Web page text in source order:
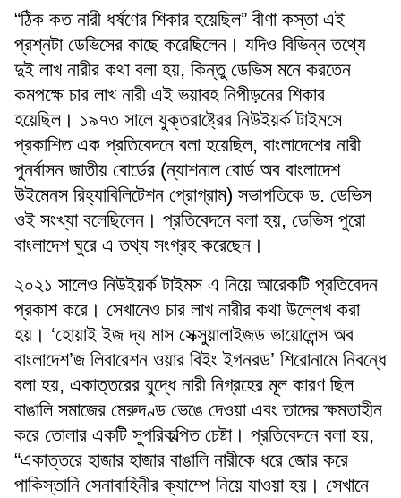
“ঠিক কত নারী ধর্ষণের শিকার হয়েছিল” বীণা কস্তা এই
প্রশ্নটা ডেভিসের কাছে করেছিলেন। যদিও বিভিন্ন তথ্যে
দুই লাখ নারীর কথা বলা হয়, কিন্তু ডেভিস মনে করতেন
কমপক্ষে চার লাখ নারী এই ভয়াবহ নিপীড়নের শিকার
হয়েছিল। ১৯৭৩ সালে যুক্তরাষ্ট্রের নিউইয়র্ক টাইমসে
প্রকাশিত এক প্রতিবেদনে বলা হয়েছিল, বাংলাদেশের নারী
পুনর্বাসন জাতীয় বোর্ডের (ন্যাশনাল বোর্ড অব বাংলাদেশ
উইমেনস রিহ্যাবিলিটেশন প্রোগ্রাম) সভাপতিকে ড. ডেভিস
ওই সংখ্যা বলেছিলেন। প্রতিবেদনে বলা হয়, ডেভিস পুরো
বাংলাদেশ ঘুরে এ তথ্য সংগ্রহ করেছেন।
২০২১ সালেও নিউইয়র্ক টাইমস এ নিয়ে আরেকটি প্রতিবেদন
প্রকাশ করে। সেখানেও চার লাখ নারীর কথা উল্লেখ করা
হয়। ‘হোয়াই ইজ দ্য মাস সেক্সুয়ালাইজড ভায়োলেন্স অব
বাংলাদেশ’জ লিবারেশন ওয়ার বিইং ইগনরড’ শিরোনামে নিবন্ধে
বলা হয়, একাত্তরের যুদ্ধে নারী নিগ্রহের মূল কারণ ছিল
বাঙালি সমাজের মেরুদণ্ড ভেঙে দেওয়া এবং তাদের ক্ষমতাহীন
করে তোলার একটি সুপরিকল্পিত চেষ্টা। প্রতিবেদনে বলা হয়,
“একাত্তরে হাজার হাজার বাঙালি নারীকে ধরে জোর করে
পাকিস্তানি সেনাবাহিনীর ক্যাম্পে নিয়ে যাওয়া হয়। সেখানে